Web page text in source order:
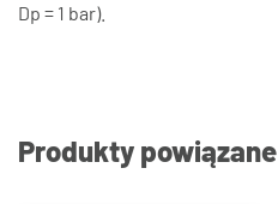
Dp = 1 bar).
Produkty powiązane